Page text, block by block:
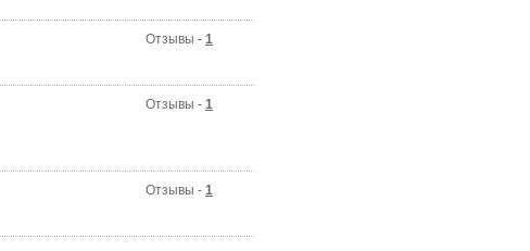
Отзывы - 1
Отзывы - 1
Отзывы - 1